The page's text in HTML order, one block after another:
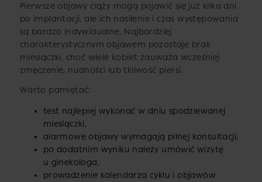
Pierwsze objawy ciąży mogą pojawić się już kilka dni
po implantacji, ale ich nasilenie i czas występowania
są bardzo indywidualne. Najbardziej
charakterystycznym objawem pozostaje brak
miesiączki, choć wiele kobiet zauważa wcześniej
zmęczenie, nudności lub tkliwość piersi.
Warto pamiętać:
test najlepiej wykonać w dniu spodziewanej
miesiączki,
alarmowe objawy wymagają pilnej konsultacji,
po dodatnim wyniku należy umówić wizytę
u ginekologa,
prowadzenie kalendarza cyklu i objawów